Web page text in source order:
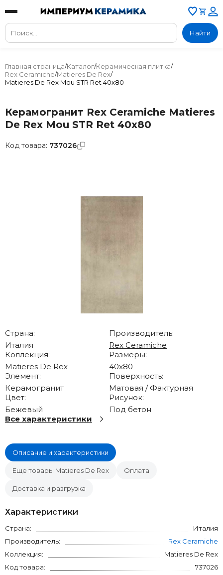
Найти
Главная страница/Каталог/Керамическая плитка/
Rex Ceramiche/Matieres De Rex/
Matieres De Rex Mou STR Ret 40x80
Керамогранит Rex Ceramiche Matieres
De Rex Mou STR Ret 40x80
Страна:
Италия
Производитель:
Rex Ceramiche
Коллекция:
Matieres De Rex
Размеры:
40x80
Элемент:
Керамогранит
Поверхность:
Матовая / Фактурная
Цвет:
Бежевый
Рисунок:
Под бетон
Все характеристики
Описание и характеристики
Еще товары Matieres De Rex Оплата
Доставка и разгрузка
Характеристики
Страна:
Италия
Производитель:
Rex Ceramiche
Коллекция:
Matieres De Rex
Код товара:
737026
Код товара: 737026